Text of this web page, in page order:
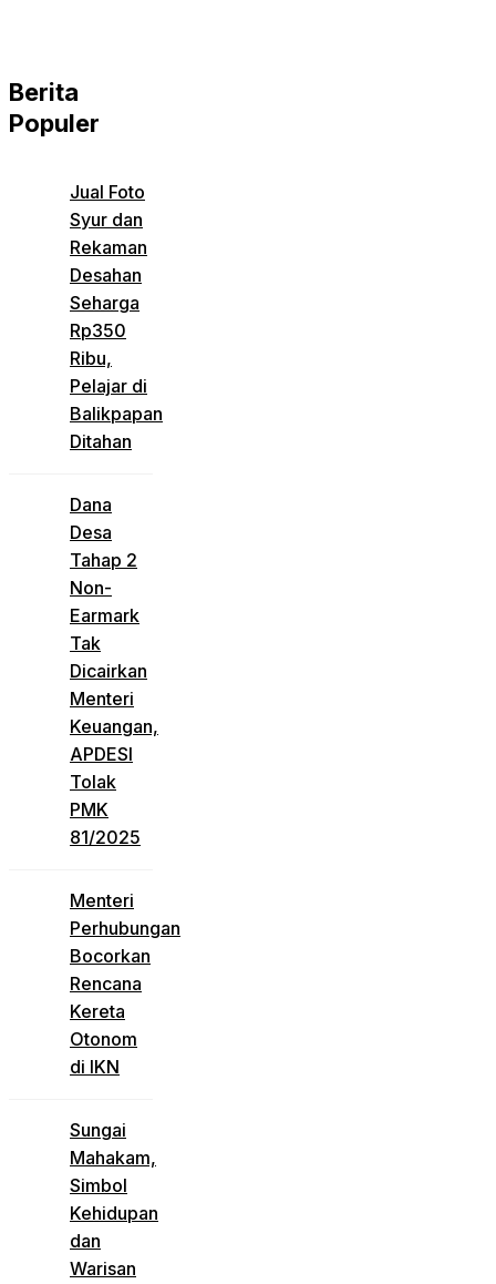
Berita
Populer
Jual Foto
Syur dan
Rekaman
Desahan
Seharga
Rp350
Ribu,
Pelajar di
Balikpapan
Ditahan
Dana
Desa
Tahap 2
Non-
Earmark
Tak
Dicairkan
Menteri
Keuangan,
APDESI
Tolak
PMK
81/2025
Menteri
Perhubungan
Bocorkan
Rencana
Kereta
Otonom
di IKN
Sungai
Mahakam,
Simbol
Kehidupan
dan
Warisan